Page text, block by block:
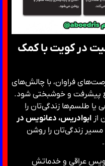
در کویت با کمک
فراوان، با چالش‌های
پیشرفت و خوشبختی شود.
یا طلسم‌ها زندگی‌تان را
از ابوادریس، دعانویس در
زندگی‌تان را روشن
عراقی و خدماتش